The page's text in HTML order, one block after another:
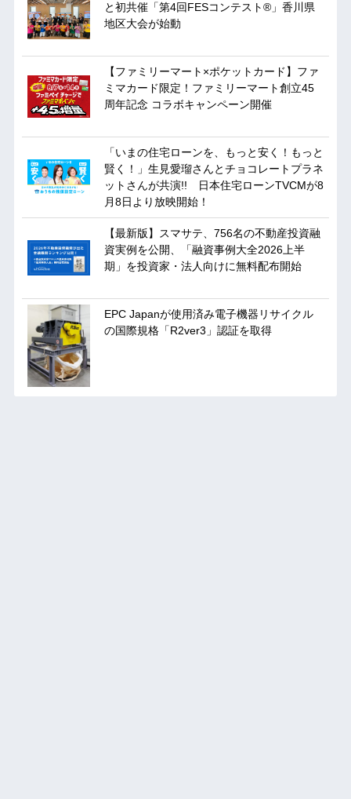
と初共催「第4回FESコンテスト®」香川県
地区大会が始動
【ファミリーマート×ポケットカード】ファ
ミマカード限定！ファミリーマート創立45
周年記念 コラボキャンペーン開催
「いまの住宅ローンを、もっと安く！もっと
賢く！」生見愛瑠さんとチョコレートプラネ
ットさんが共演!! 日本住宅ローンTVCMが8
月8日より放映開始！
【最新版】スマサテ、756名の不動産投資融
資実例を公開、「融資事例大全2026上半
期」を投資家・法人向けに無料配布開始
EPC Japanが使用済み電子機器リサイクル
の国際規格「R2ver3」認証を取得